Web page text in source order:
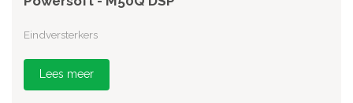
Eindversterkers
Lees meer